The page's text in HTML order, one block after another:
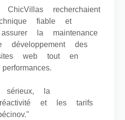
recherchaient
fiable et
la maintenance
des
web tout en
la
et les tarifs